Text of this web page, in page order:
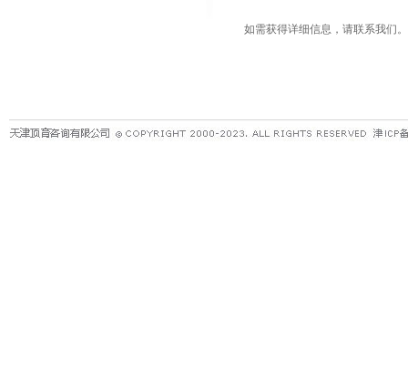
如需获得详细信息，请联系我们。